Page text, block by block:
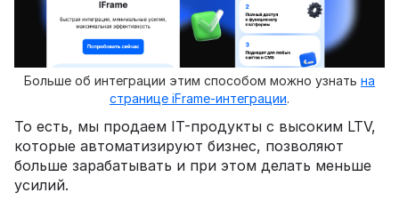
‍Больше об интеграции этим способом можно узнать на
странице iFrame-интеграции.
То есть, мы продаем IT-продукты с высоким LTV,
которые автоматизируют бизнес, позволяют
больше зарабатывать и при этом делать меньше
усилий.